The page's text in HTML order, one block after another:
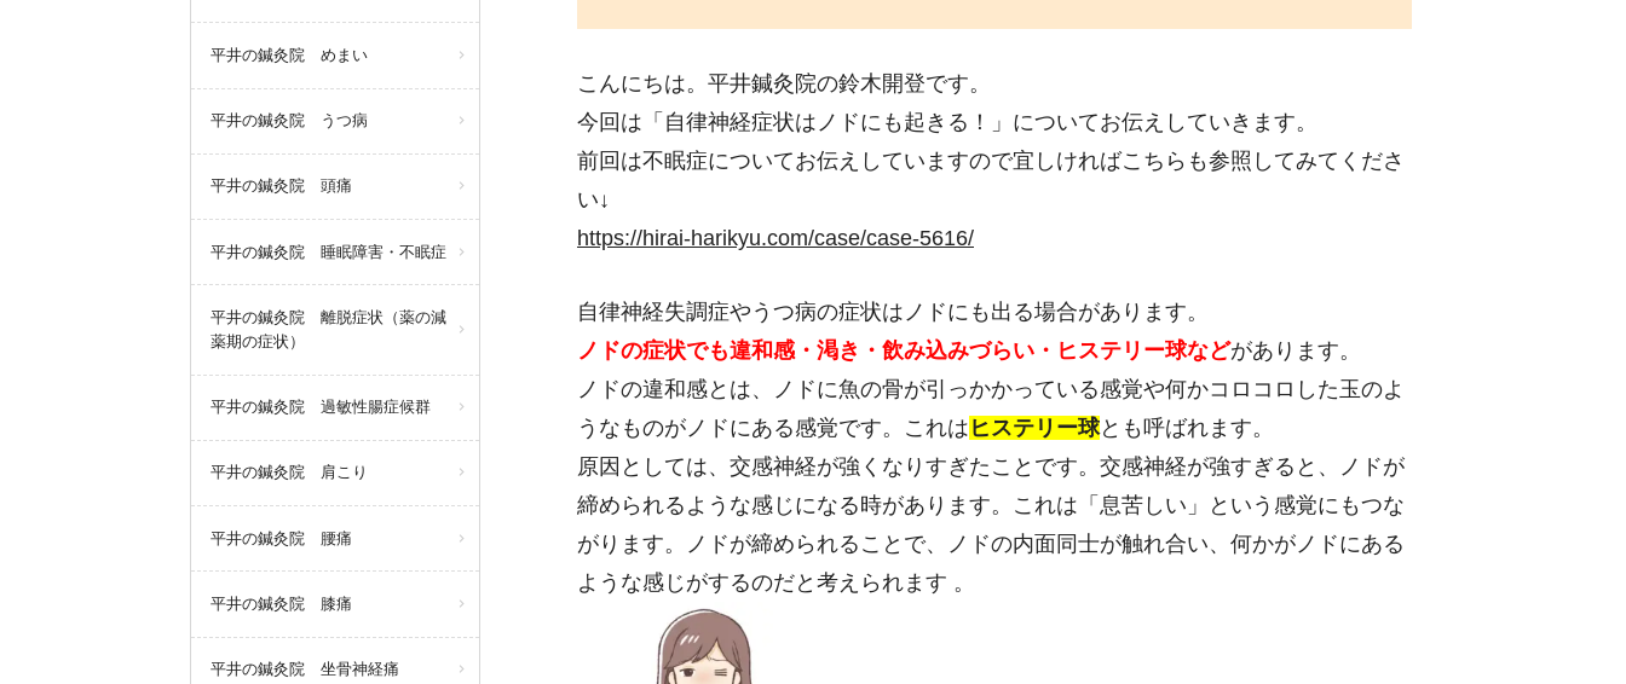
平井の鍼灸院 めまい
平井の鍼灸院 うつ病
平井の鍼灸院 頭痛
平井の鍼灸院 睡眠障害・不眠症
平井の鍼灸院 離脱症状（薬の減
薬期の症状）
平井の鍼灸院 過敏性腸症候群
平井の鍼灸院 肩こり
平井の鍼灸院 腰痛
平井の鍼灸院 膝痛
平井の鍼灸院 坐骨神経痛
こんにちは。平井鍼灸院の鈴木開登です。
今回は「自律神経症状はノドにも起きる！」についてお伝えしていきます。
前回は不眠症についてお伝えしていますので宜しければこちらも参照してみてくださ
い↓
https://hirai-harikyu.com/case/case-5616/
自律神経失調症やうつ病の症状はノドにも出る場合があります。
ノドの症状でも違和感・渇き・飲み込みづらい・ヒステリー球などがあります。
ノドの違和感とは、ノドに魚の骨が引っかかっている感覚や何かコロコロした玉のよ
うなものがノドにある感覚です。これは ヒステリー球とも呼ばれます。
原因としては、交感神経が強くなりすぎたことです。交感神経が強すぎると、ノドが
締められるような感じになる時があります。これは「息苦しい」という感覚にもつな
がります。ノドが締められることで、ノドの内面同士が触れ合い、何かがノドにある
ような感じがするのだと考えられます 。